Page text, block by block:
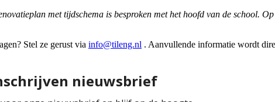
met tijdschema is besproken met het hoofd van de school.
Stel ze gerust via info@tileng.nl . Aanvullende informatie wordt